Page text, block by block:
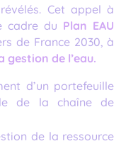
Cet appel à
cadre du Plan EAU
de France 2030, à
de l’eau.
d’un portefeuille
de la chaîne de
de la ressource